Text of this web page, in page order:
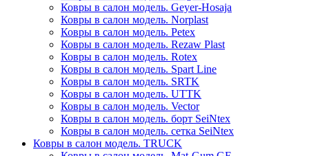
Ковры в салон модель. Geyer-Hosaja
Ковры в салон модель. Norplast
Ковры в салон модель. Petex
Ковры в салон модель. Rezaw Plast
Ковры в салон модель. Rotex
Ковры в салон модель. Spart Line
Ковры в салон модель. SRTK
Ковры в салон модель. UTTK
Ковры в салон модель. Vector
Ковры в салон модель. борт SeiNtex
Ковры в салон модель. сетка SeiNtex
Ковры в салон модель. TRUCK